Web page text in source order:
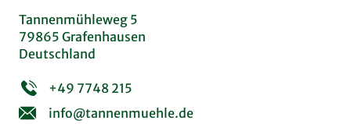
Tannenmühleweg 5
79865 Grafenhausen
Deutschland
+49 7748 215
info@tannenmuehle.de